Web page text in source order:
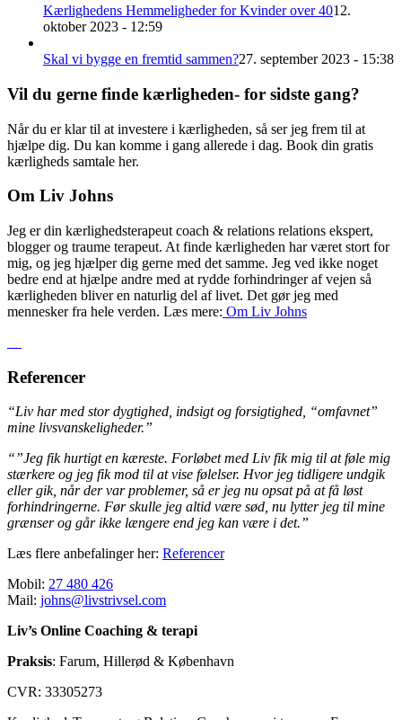
Kærlighedens Hemmeligheder for Kvinder over 4012.
oktober 2023 - 12:59
Skal vi bygge en fremtid sammen?27. september 2023 - 15:38
Vil du gerne finde kærligheden- for sidste gang?
Når du er klar til at investere i kærligheden, så ser jeg frem til at
hjælpe dig. Du kan komme i gang allerede i dag. Book din gratis
kærligheds samtale her.
Om Liv Johns
Jeg er din kærlighedsterapeut coach & relations relations ekspert,
blogger og traume terapeut. At finde kærligheden har været stort for
mig, og jeg hjælper dig gerne med det samme. Jeg ved ikke noget
bedre end at hjælpe andre med at rydde forhindringer af vejen så
kærligheden bliver en naturlig del af livet. Det gør jeg med
mennesker fra hele verden. Læs mere: Om Liv Johns
Referencer
“Liv har med stor dygtighed, indsigt og forsigtighed, “omfavnet”
mine livsvanskeligheder.”
“”Jeg fik hurtigt en kæreste. Forløbet med Liv fik mig til at føle mig
stærkere og jeg fik mod til at vise følelser. Hvor jeg tidligere undgik
eller gik, når der var problemer, så er jeg nu opsat på at få løst
forhindringerne. Før skulle jeg altid være sød, nu lytter jeg til mine
grænser og går ikke længere end jeg kan være i det.”
Læs flere anbefalinger her: Referencer
Mobil: 27 480 426
Mail: johns@livstrivsel.com
Liv’s Online Coaching & terapi
Praksis: Farum, Hillerød & København
CVR: 33305273